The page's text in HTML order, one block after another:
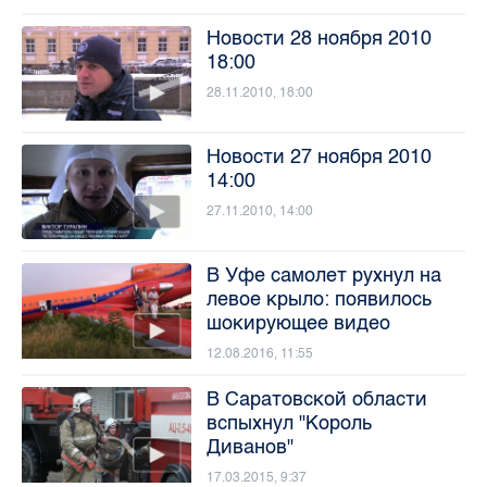
Новости 28 ноября 2010
18:00
28.11.2010, 18:00
Новости 27 ноября 2010
14:00
27.11.2010, 14:00
В Уфе самолет рухнул на
левое крыло: появилось
шокирующее видео
12.08.2016, 11:55
В Саратовской области
вспыхнул "Король
Диванов"
17.03.2015, 9:37